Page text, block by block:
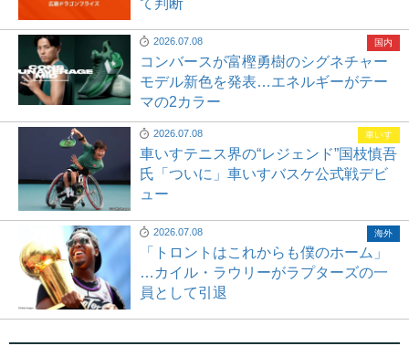
2026.07.08
コンバースが富樫勇樹のシグネチャー
モデル新色を発表…エネルギーがテー
マの2カラー
国内
2026.07.08
車いすテニス界の“レジェンド”国枝慎吾
氏「ついに」車いすバスケ公式戦デビ
ュー
車いす
2026.07.08
「トロントはこれからも僕のホーム」
…カイル・ラウリーがラプターズの一
員として引退
海外